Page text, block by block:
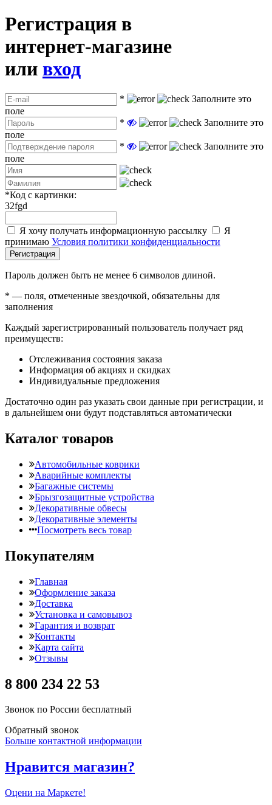
Регистрация в
интернет-магазине
или вход
*
Заполните это
поле
*
Заполните это
поле
*
Заполните это
поле
*Код с картинки:
32fgd
Я хочу получать информационную рассылку
Я
принимаю Условия политики конфиденциальности
Регистрация
Пароль должен быть не менее 6 символов длиной.
* — поля, отмеченные звездочкой, обязательны для
заполнения
Каждый зарегистрированный пользователь получает ряд
преимуществ:
Отслеживания состояния заказа
Информация об акциях и скидках
Индивидуальные предложения
Достаточно один раз указать свои данные при регистрации, и
в дальнейшем они будут подставляться автоматически
Каталог товаров
Автомобильные коврики
Аварийные комплекты
Багажные системы
Брызгозащитные устройства
Декоративные обвесы
Декоративные элементы
Посмотреть весь товар
Покупателям
Главная
Оформление заказа
Доставка
Установка и самовывоз
Гарантия и возврат
Контакты
Карта сайта
Отзывы
8 800 234 22 53
Звонок по России бесплатный
Обратный звонок
Больше контактной информации
Нравится магазин?
Оцени на Маркете!